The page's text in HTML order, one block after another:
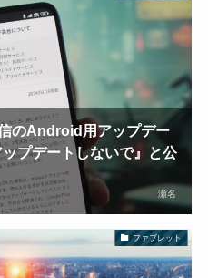
のAndroid用アップデー
プデートしないで』と公
瀬名
ファブレット